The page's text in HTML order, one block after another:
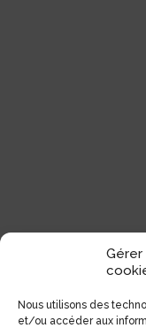
Nous utilisons des
et/ou accéder aux